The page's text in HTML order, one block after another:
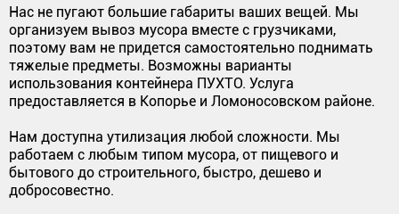
Нас не пугают большие габариты ваших вещей. Мы
организуем вывоз мусора вместе с грузчиками,
поэтому вам не придется самостоятельно поднимать
тяжелые предметы. Возможны варианты
использования контейнера ПУХТО. Услуга
предоставляется в Копорье и Ломоносовском районе.
Нам доступна утилизация любой сложности. Мы
работаем с любым типом мусора, от пищевого и
бытового до строительного, быстро, дешево и
добросовестно.